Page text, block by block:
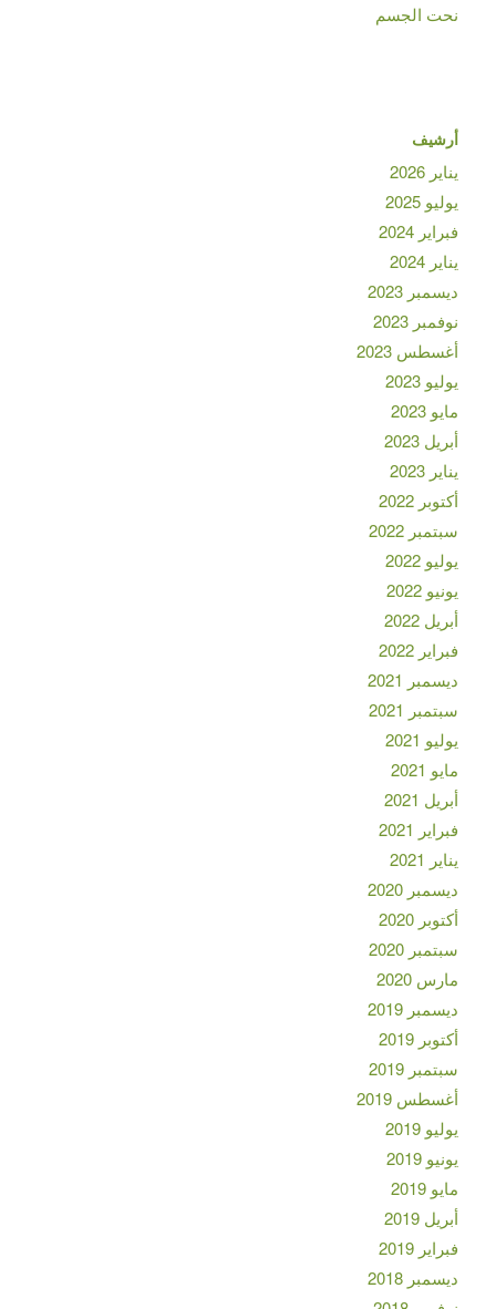
نحت الجسم
أرشيف
يناير 2026
يوليو 2025
فبراير 2024
يناير 2024
ديسمبر 2023
نوفمبر 2023
أغسطس 2023
يوليو 2023
مايو 2023
أبريل 2023
يناير 2023
أكتوبر 2022
سبتمبر 2022
يوليو 2022
يونيو 2022
أبريل 2022
فبراير 2022
ديسمبر 2021
سبتمبر 2021
يوليو 2021
مايو 2021
أبريل 2021
فبراير 2021
يناير 2021
ديسمبر 2020
أكتوبر 2020
سبتمبر 2020
مارس 2020
ديسمبر 2019
أكتوبر 2019
سبتمبر 2019
أغسطس 2019
يوليو 2019
يونيو 2019
مايو 2019
أبريل 2019
فبراير 2019
ديسمبر 2018